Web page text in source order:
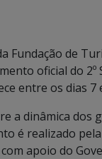
Fundação de
oficial do
entre os dias 7
a dinâmica dos
é realizado
apoio do